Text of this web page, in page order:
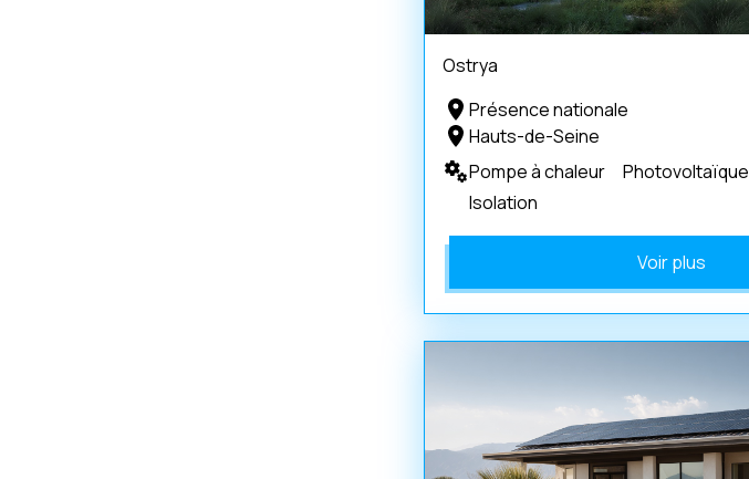
Ostrya
Présence nationale
Hauts-de-Seine
Pompe à chaleur
Photovoltaïque
Isolation
Voir plus